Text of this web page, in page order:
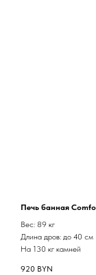
Печь банная
Вес: 89 кг
Длина дров: до 40 см
На 130 кг камней
920 BYN